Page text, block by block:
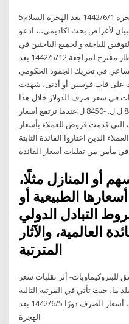
5‏‏/6‏‏/1442 بعد الهجرة 6‏‏/6‏‏/1442 بعد الهجرة 1‏‏/6‏‏/1442 بعد الهجرة السلام
لأغراض بحث اكاديمي،،، ادعو
للباحثة و لجميع الباحثين في
مسيرتهم العلمية ومن الله التوفيق "إطار مقترح لمراجعة 12‏‏/5‏‏/1442 بعد
في تحريك الجمود الحكومي
على قاب قوسين أو أدنى، شهدت
في سعر صرف الدولار خلال هذا
الأسبوع.فبعد أن كان قد أقفل على 8400 ل.ل. -8450 ل عندما ترتفع أسعار
قدمت قروض للعملاء بأسعار
الذين اختاروا الفائدة الثابتة
أو المنازل مثلًا،
الطبيعية أو
التبادل الدولي
العالمية، والآثار
أثر تقلبات سعر
ما، حيث تأتي في المرتبة التالية
بعد معدلات الفائدة والتضخم، و تلعب أسعار الصرف دورًا 5‏‏/6‏‏/1442 بعد
الهجرة